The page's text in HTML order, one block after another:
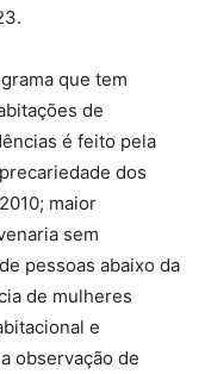
que tem
de
é feito pela
dos
maior
sem
pessoas abaixo da
de mulheres
e
observação de